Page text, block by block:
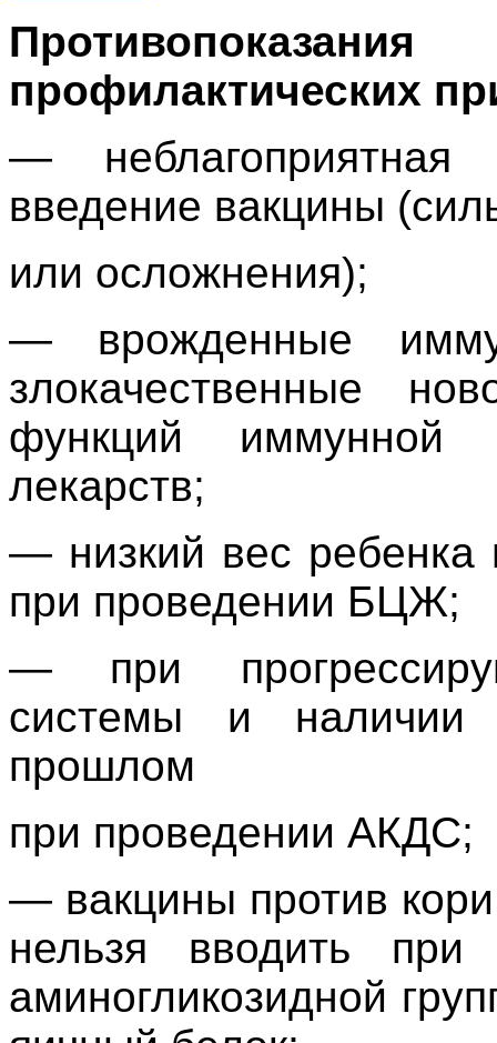
профилактических
—
введение вакцины
или осложнения);
— врожденные
злокачественные
функций иммунной
лекарств;
— низкий вес
при проведении БЦЖ;
— при
системы и наличии
прошлом
при проведении АКДС;
— вакцины против
нельзя вводить при
аминогликозидной